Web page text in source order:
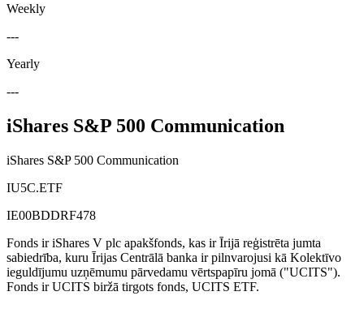
Weekly
---
Yearly
---
iShares S&P 500 Communication
iShares S&P 500 Communication
IU5C.ETF
IE00BDDRF478
Fonds ir iShares V plc apakšfonds, kas ir Īrijā reģistrēta jumta
sabiedrība, kuru Īrijas Centrālā banka ir pilnvarojusi kā Kolektīvo
ieguldījumu uzņēmumu pārvedamu vērtspapīru jomā ("UCITS").
Fonds ir UCITS biržā tirgots fonds, UCITS ETF.